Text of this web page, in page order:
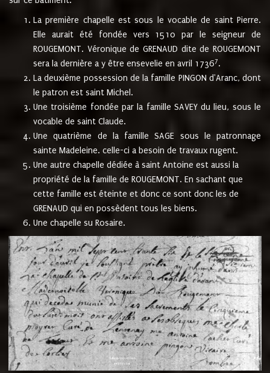
La première chapelle est sous le vocable de saint Pierre.
Elle aurait été fondée vers 1510 par le seigneur de
ROUGEMONT. Véronique de GRENAUD dite de ROUGEMONT
sera la dernière a y être ensevelie en avril 17367.
La deuxième possession de la famille PINGON d'Aranc, dont
le patron est saint Michel.
Une troisième fondée par la famille SAVEY du lieu, sous le
vocable de saint Claude.
Une quatrième de la famille SAGE sous le patronnage
sainte Madeleine. celle-ci a besoin de travaux rugent.
Une autre chapelle dédiée à saint Antoine est aussi la
propriété de la famille de ROUGEMONT. En sachant que
cette famille est éteinte et donc ce sont donc les de
GRENAUD qui en possèdent tous les biens.
Une chapelle su Rosaire.